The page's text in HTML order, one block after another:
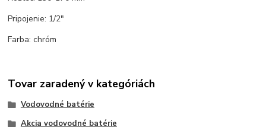
Pripojenie: 1/2"
Farba: chróm
Tovar zaradený v kategóriách
Vodovodné batérie
Akcia vodovodné batérie